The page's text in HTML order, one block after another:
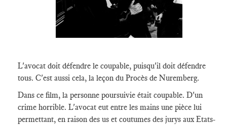
L'avocat doit défendre le coupable, puisqu'il doit défendre
tous. C'est aussi cela, la leçon du Procès de Nuremberg.
Dans ce film, la personne poursuivie était coupable. D'un
crime horrible. L'avocat eut entre les mains une pièce lui
permettant, en raison des us et coutumes des jurys aux Etats-